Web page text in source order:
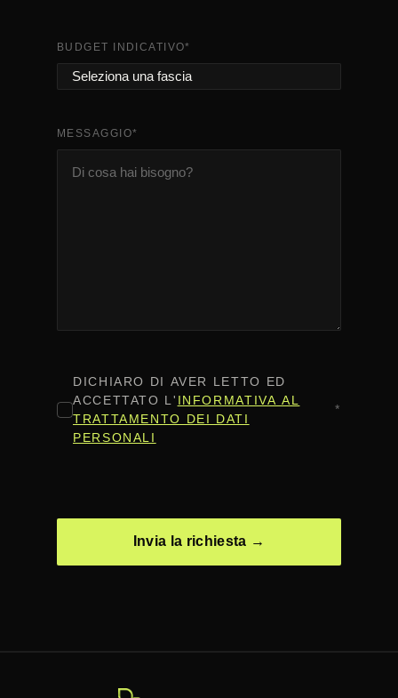
BUDGET INDICATIVO*
MESSAGGIO*
CONSENSO*
DICHIARO DI AVER LETTO ED
ACCETTATO L' INFORMATIVA AL
TRATTAMENTO DEI DATI
PERSONALI
*